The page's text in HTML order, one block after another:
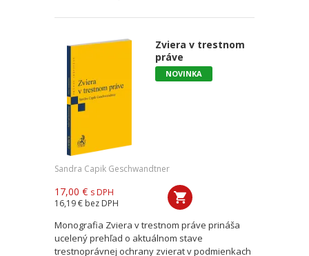
Zviera v trestnom
práve
NOVINKA
Sandra Capik Geschwandtner
17,00 € s DPH
16,19 € bez DPH
Monografia Zviera v trestnom práve prináša
ucelený prehľad o aktuálnom stave
trestnoprávnej ochrany zvierat v podmienkach